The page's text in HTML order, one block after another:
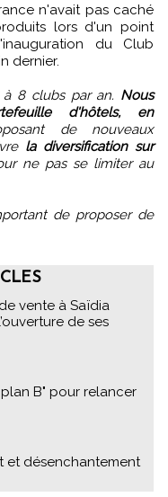
n'avait pas caché
lors d'un point
du Club
dernier.
8 clubs par an. Nous
d'hôtels, en
de nouveaux
la diversification sur
ne pas se limiter au
de proposer de
vente à Saïdia
de ses
B" pour relancer
et désenchantement